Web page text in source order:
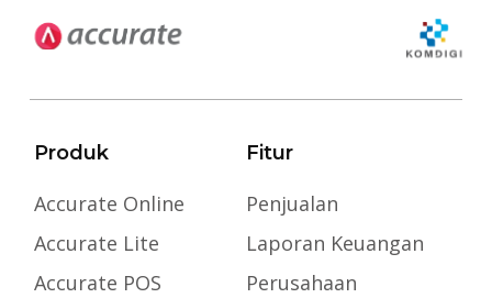
Produk
Accurate Online
Accurate Lite
Accurate POS
Fitur
Penjualan
Laporan Keuangan
Perusahaan